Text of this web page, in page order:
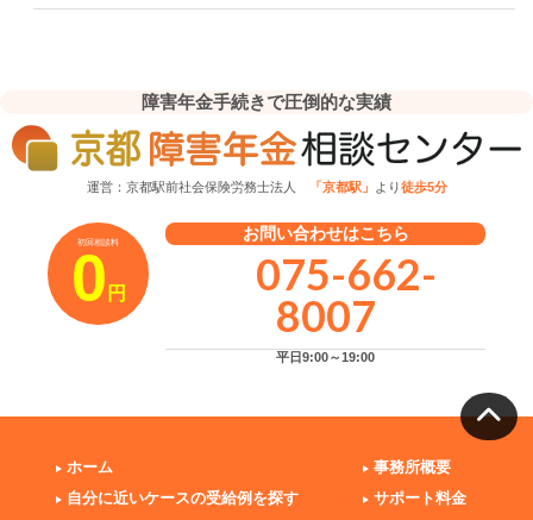
障害年金手続きで圧倒的な実績
運営：京都駅前社会保険労務士法人 「京都駅」 より徒歩5分
初回相談料
0 円
お問い合わせはこちら
075-662-
8007
平日9:00～19:00
ホーム
自分に近いケースの受給例を探す
事務所概要
サポート料金